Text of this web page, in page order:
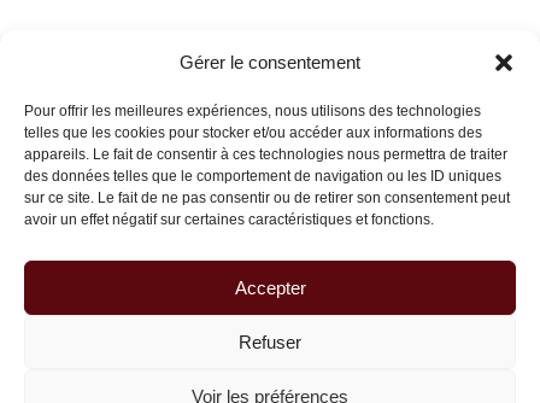
Gérer le consentement
Pour offrir les meilleures expériences, nous utilisons des technologies
telles que les cookies pour stocker et/ou accéder aux informations des
appareils. Le fait de consentir à ces technologies nous permettra de traiter
des données telles que le comportement de navigation ou les ID uniques
sur ce site. Le fait de ne pas consentir ou de retirer son consentement peut
avoir un effet négatif sur certaines caractéristiques et fonctions.
Accepter
Refuser
Voir les préférences